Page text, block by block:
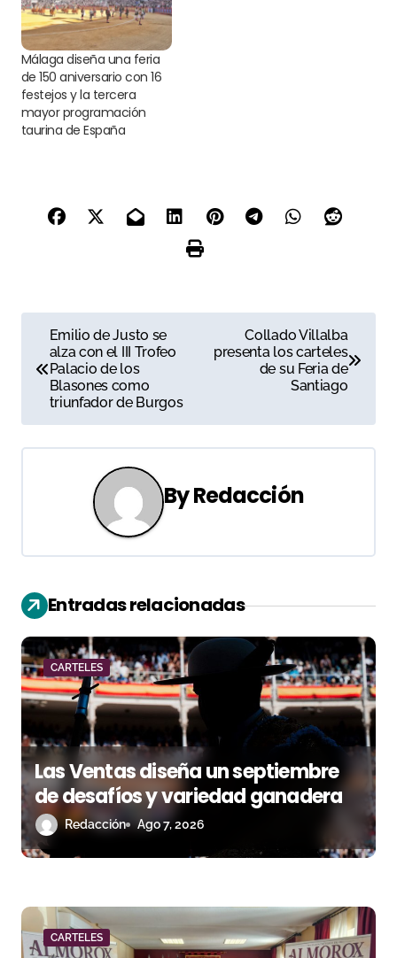
Málaga diseña una feria
de 150 aniversario con 16
festejos y la tercera
mayor programación
taurina de España
a
e
c
i
ó
n
d
e
e
n
t
a
d
Emilio de Justo se
alza con el III Trofeo
Palacio de los
Blasones como
triunfador de Burgos
Collado Villalba
presenta los carteles
de su Feria de
Santiago
ByRedacción
Entradas relacionadas
CARTELES
Las Ventas diseña un septiembre
de desafíos y variedad ganadera
Redacción Ago 7, 2026
CARTELES